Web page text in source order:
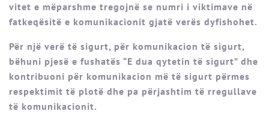
vitet e mëparshme tregojnë se numri i viktimave në
fatkeqësitë e komunikacionit gjatë verës dyfishohet.
Për një verë të sigurt, për komunikacion të sigurt,
bëhuni pjesë e fushatës “E dua qytetin të sigurt” dhe
kontribuoni për komunikacion më të sigurt përmes
respektimit të plotë dhe pa përjashtim të rregullave
të komunikacionit.